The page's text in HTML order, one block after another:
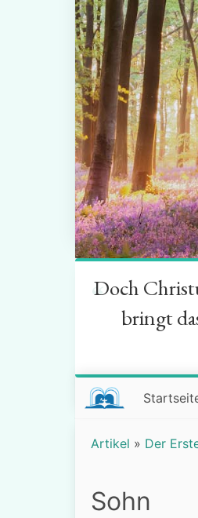
“
Doch
bringt
Artikel » Der
Sohn